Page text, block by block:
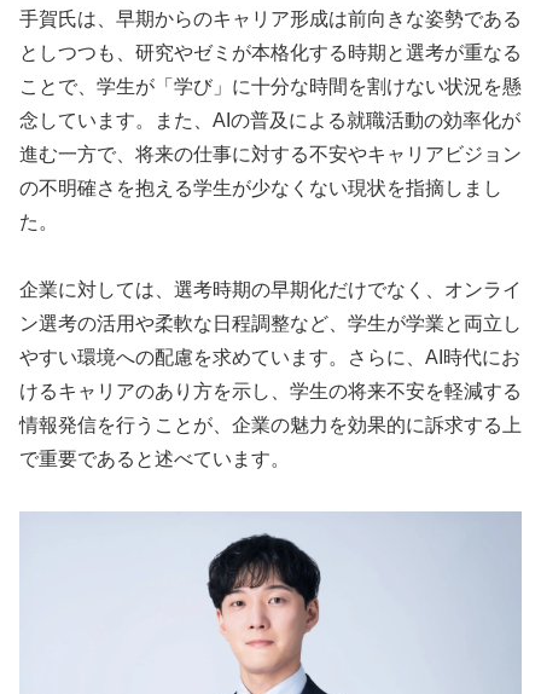
手賀氏は、早期からのキャリア形成は前向きな姿勢である
としつつも、研究やゼミが本格化する時期と選考が重なる
ことで、学生が「学び」に十分な時間を割けない状況を懸
念しています。また、AIの普及による就職活動の効率化が
進む一方で、将来の仕事に対する不安やキャリアビジョン
の不明確さを抱える学生が少なくない現状を指摘しまし
た。
企業に対しては、選考時期の早期化だけでなく、オンライ
ン選考の活用や柔軟な日程調整など、学生が学業と両立し
やすい環境への配慮を求めています。さらに、AI時代にお
けるキャリアのあり方を示し、学生の将来不安を軽減する
情報発信を行うことが、企業の魅力を効果的に訴求する上
で重要であると述べています。